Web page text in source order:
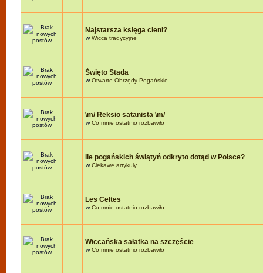
Najstarsza księga cieni?
wWicca tradycyjne
Święto Stada
wOtwarte Obrzędy Pogańskie
\m/ Reksio satanista \m/
wCo mnie ostatnio rozbawiło
Ile pogańskich świątyń odkryto dotąd w Polsce?
wCiekawe artykuły
Les Celtes
wCo mnie ostatnio rozbawiło
Wiccańska sałatka na szczęście
wCo mnie ostatnio rozbawiło